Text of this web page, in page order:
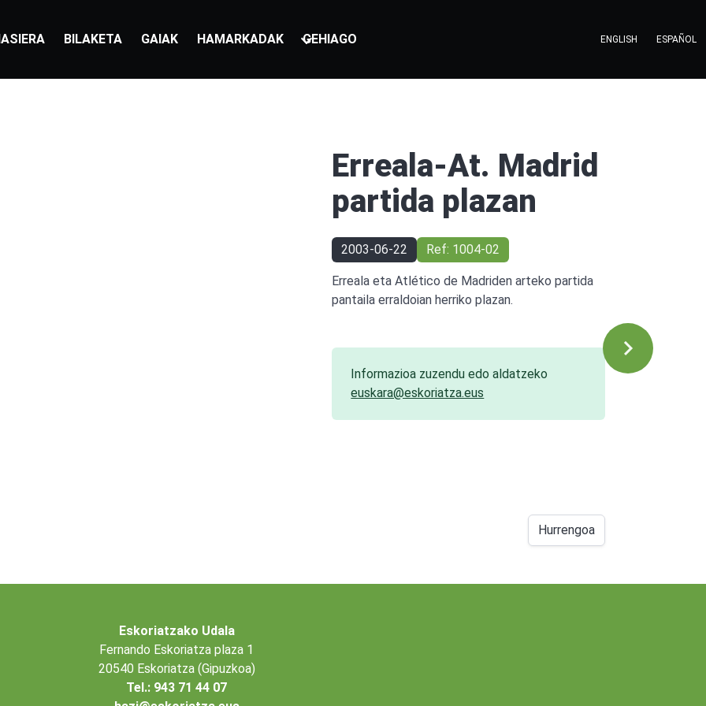
BILAKETA GAIAK HAMARKADAK GEHIAGO ENGLISH ESPAÑOL
Erreala-At. Madrid
partida plazan
2003-06-22 Ref: 1004-02
Erreala eta Atlético de Madriden arteko partida
pantaila erraldoian herriko plazan.
Informazioa zuzendu edo aldatzeko
euskara@eskoriatza.eus
Hurrengoa
Eskoriatzako Udala
Fernando Eskoriatza plaza 1
20540 Eskoriatza (Gipuzkoa)
Tel.: 943 71 44 07